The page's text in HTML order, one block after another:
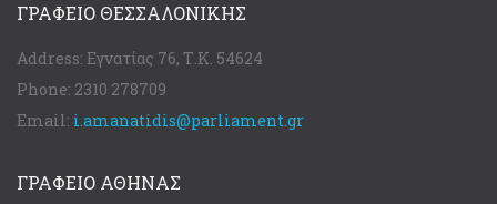
ΓΡΑΦΕΊΟ ΘΕΣΣΑΛΟΝΊΚΗΣ
Address: Εγνατίας 76, Τ.Κ. 54624
Phone: 2310 278709
Email: i.amanatidis@parliament.gr
ΓΡΑΦΕΊΟ ΑΘΉΝΑΣ